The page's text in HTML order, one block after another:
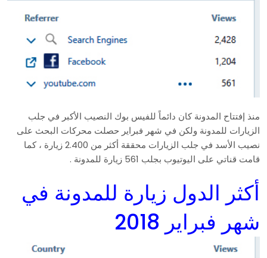
منذ إفتتاح المدونة كان دائماً للفيس بوك النصيب الأكبر في جلب
الزيارات للمدونة ولكن في شهر فبراير حصلت محركات البحث على
نصيب الأسد في جلب الزيارات محققة أكثر من 2.400 زيارة ، كما
قامت قناتي على اليوتيوب بجلب 561 زيارة للمدونة .
أكثر الدول زيارة للمدونة في
شهر فبراير 2018